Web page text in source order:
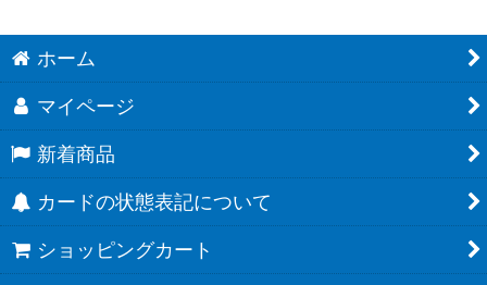
ホーム
マイページ
新着商品
カードの状態表記について
ショッピングカート